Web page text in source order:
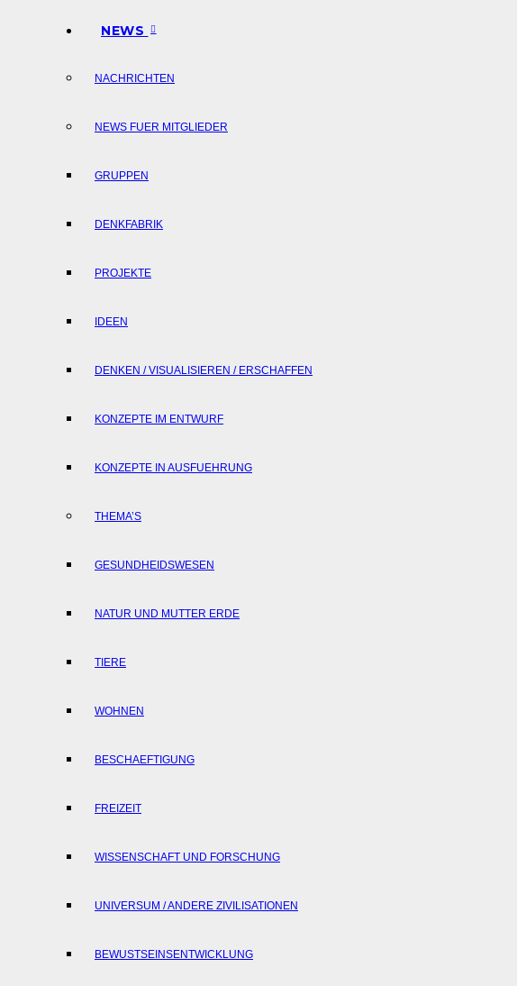
NEWS
NACHRICHTEN
NEWS FUER MITGLIEDER
GRUPPEN
DENKFABRIK
PROJEKTE
IDEEN
DENKEN / VISUALISIEREN / ERSCHAFFEN
KONZEPTE IM ENTWURF
KONZEPTE IN AUSFUEHRUNG
THEMA’S
GESUNDHEIDSWESEN
NATUR UND MUTTER ERDE
TIERE
WOHNEN
BESCHAEFTIGUNG
FREIZEIT
WISSENSCHAFT UND FORSCHUNG
UNIVERSUM / ANDERE ZIVILISATIONEN
BEWUSTSEINSENTWICKLUNG